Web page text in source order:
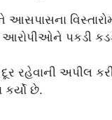
આરોપીઓને પકડી
રહેવાની અપીલ
છે.